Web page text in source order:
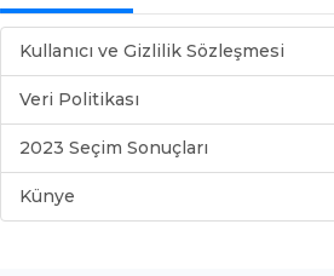
Kullanıcı ve Gizlilik Sözleşmesi
Veri Politikası
2023 Seçim Sonuçları
Künye